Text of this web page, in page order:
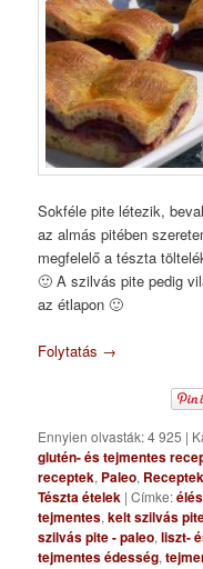
Sokféle pite létezik,
az almás pitében
megfelelő a tészta
🙂 A szilvás pite pedig
az étlapon 🙂
Folytatás →
Ennyien olvasták: 4 925 |
glutén- és tejmentes
receptek, Paleo, Receptek
Tészta ételek |Címke:
tejmentes,kelt szilvás
szilvás pite - paleo,liszt-
tejmentes édesség,